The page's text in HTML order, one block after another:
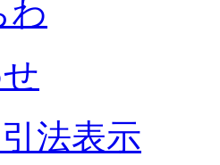
わ
法表示